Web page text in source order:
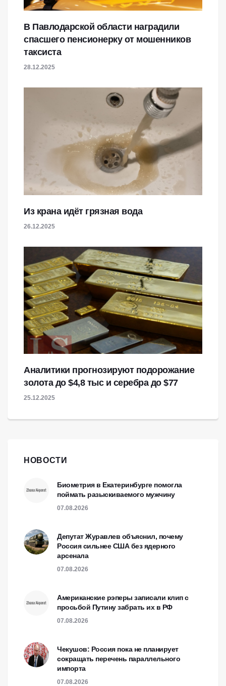
В Павлодарской области наградили
спасшего пенсионерку от мошенников
таксиста
28.12.2025
Из крана идёт грязная вода
26.12.2025
Аналитики прогнозируют подорожание
золота до $4,8 тыс и серебра до $77
25.12.2025
НОВОСТИ
Биометрия в Екатеринбурге помогла
поймать разыскиваемого мужчину
07.08.2026
Депутат Журавлев объяснил, почему
Россия сильнее США без ядерного
арсенала
07.08.2026
Американские рэперы записали клип с
просьбой Путину забрать их в РФ
07.08.2026
Чекушов: Россия пока не планирует
сокращать перечень параллельного
импорта
07.08.2026